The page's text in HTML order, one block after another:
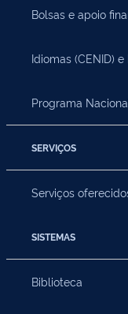
Bolsas e apoio
Idiomas (CENID)
Programa
SERVIÇOS
Serviços
SISTEMAS
Biblioteca